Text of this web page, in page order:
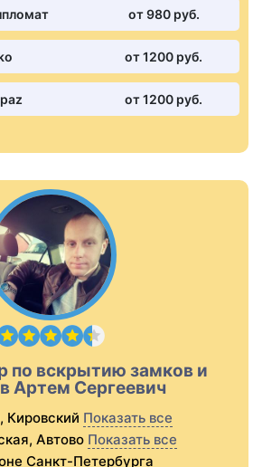
от 980 pуб.
от 1200 pуб.
от 1200 pуб.
по вскрытию замков и
Артем Сергеевич
Кировский Показать все
Автово Показать все
Санкт-Петербурга